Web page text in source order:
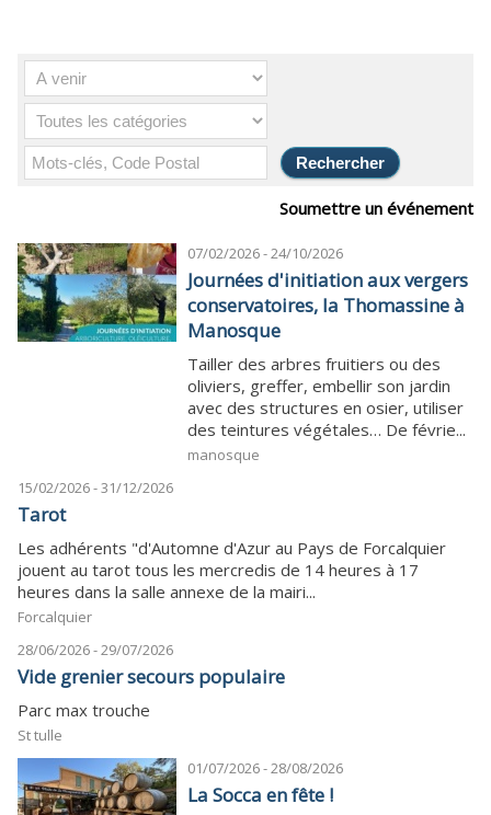
Soumettre un événement
07/02/2026 - 24/10/2026
Journées d'initiation aux vergers
conservatoires, la Thomassine à
Manosque
Tailler des arbres fruitiers ou des
oliviers, greffer, embellir son jardin
avec des structures en osier, utiliser
des teintures végétales… De févrie...
manosque
15/02/2026 - 31/12/2026
Tarot
Les adhérents "d'Automne d'Azur au Pays de Forcalquier
jouent au tarot tous les mercredis de 14 heures à 17
heures dans la salle annexe de la mairi...
Forcalquier
28/06/2026 - 29/07/2026
Vide grenier secours populaire
Parc max trouche
St tulle
01/07/2026 - 28/08/2026
La Socca en fête !